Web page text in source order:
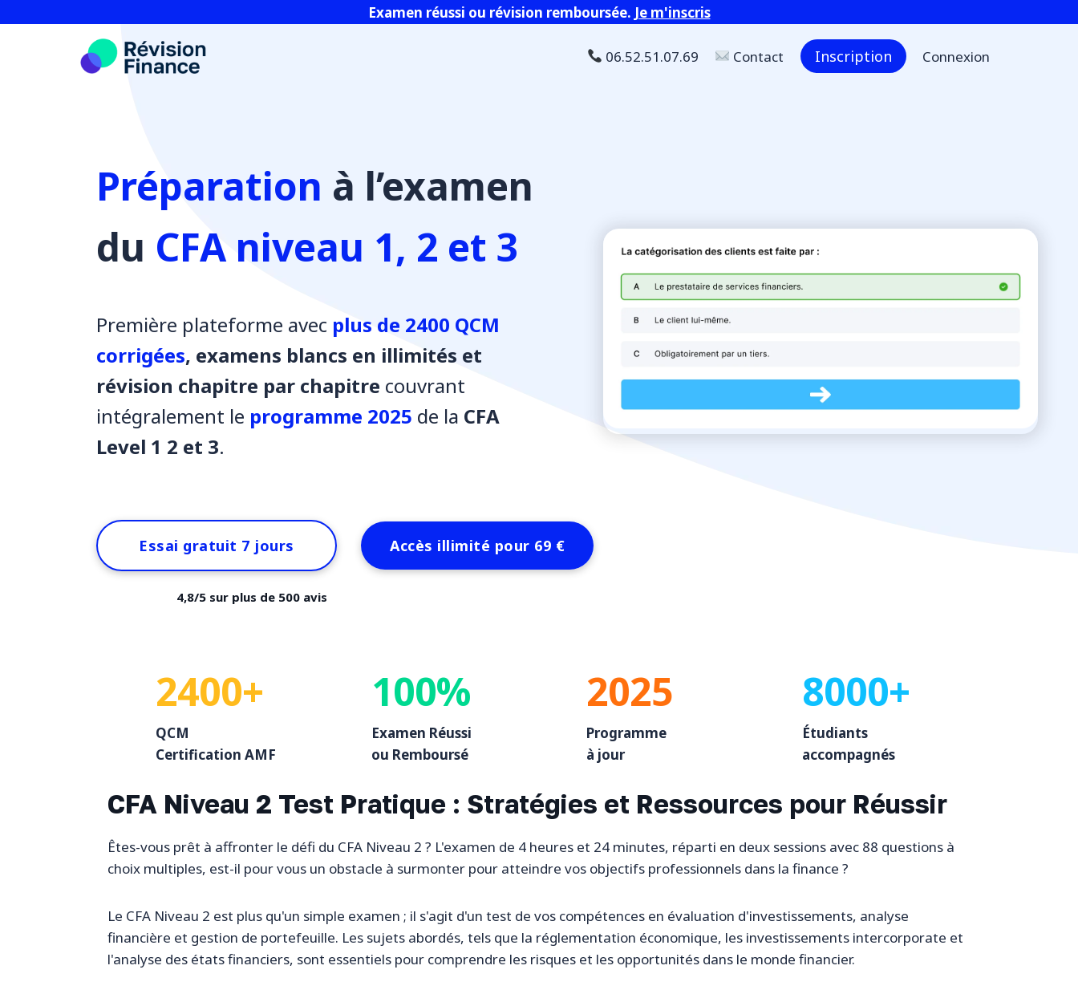
Examen réussi ou révision remboursée. Je m'inscris
06.52.51.07.69 Contact Inscription Connexion
Préparation à l’examen
du CFA niveau 1, 2 et 3
Première plateforme avec plus de 2400 QCM
corrigées, examens blancs en illimités et
révision chapitre par chapitre couvrant
intégralement le programme 2025 de la CFA
Level 1 2 et 3.
Essai gratuit 7 jours Accès illimité pour 69 €
4,8/5 sur plus de 500 avis
2400+
QCM
Certification AMF
100%
Examen Réussi
ou Remboursé
2025
Programme
à jour
8000+
Étudiants
accompagnés
CFA Niveau 2 Test Pratique : Stratégies et Ressources pour Réussir
Êtes-vous prêt à affronter le défi du CFA Niveau 2 ? L'examen de 4 heures et 24 minutes, réparti en deux sessions avec 88 questions à
choix multiples, est-il pour vous un obstacle à surmonter pour atteindre vos objectifs professionnels dans la finance ?
Le CFA Niveau 2 est plus qu'un simple examen ; il s'agit d'un test de vos compétences en évaluation d'investissements, analyse
financière et gestion de portefeuille. Les sujets abordés, tels que la réglementation économique, les investissements intercorporate et
l'analyse des états financiers, sont essentiels pour comprendre les risques et les opportunités dans le monde financier.